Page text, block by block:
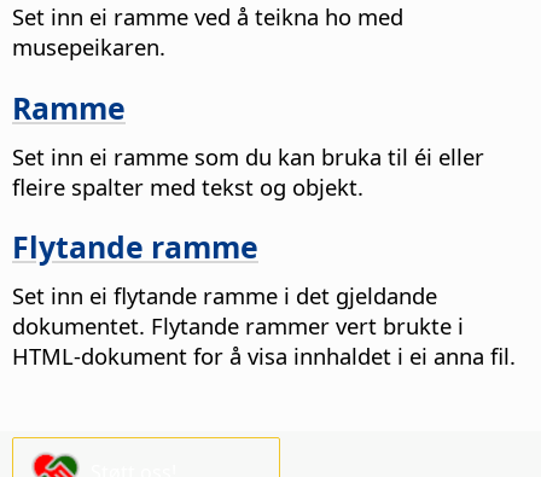
Set inn ei ramme ved å teikna ho med
musepeikaren.
Ramme
Set inn ei ramme som du kan bruka til éi eller
fleire spalter med tekst og objekt.
Flytande ramme
Set inn ei flytande ramme i det gjeldande
dokumentet. Flytande rammer vert brukte i
HTML-dokument for å visa innhaldet i ei anna fil.